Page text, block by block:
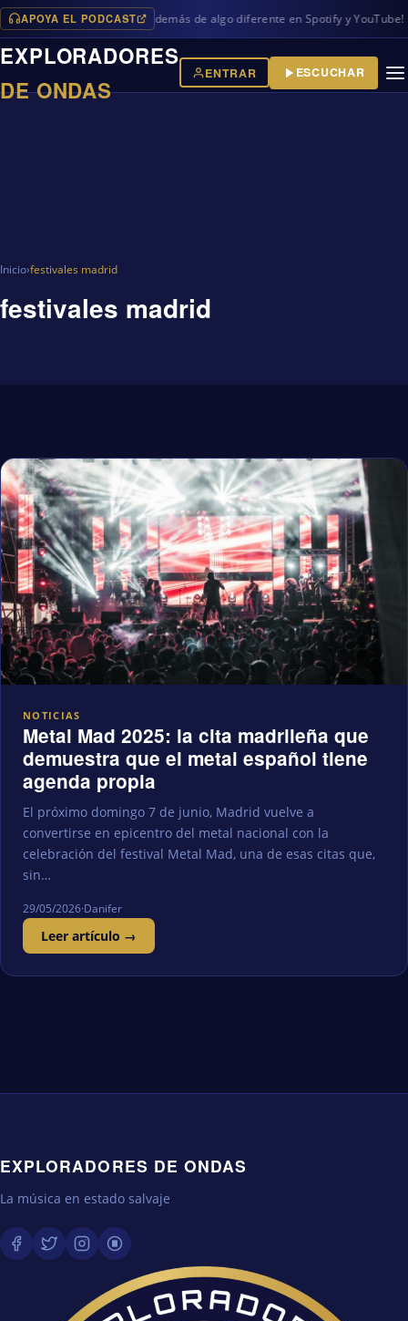
APOYA EL PODCAST
programas en iVoox, además de algo diferente en Spotify y YouTube!
EXPLORADORES
DE ONDAS
ENTRAR ESCUCHAR
Inicio›festivales madrid
festivales madrid
NOTICIAS
Metal Mad 2025: la cita madrileña que
demuestra que el metal español tiene
agenda propia
El próximo domingo 7 de junio, Madrid vuelve a
convertirse en epicentro del metal nacional con la
celebración del festival Metal Mad, una de esas citas que,
sin…
29/05/2026·Danifer
Leer artículo →
EXPLORADORES DE ONDAS
La música en estado salvaje